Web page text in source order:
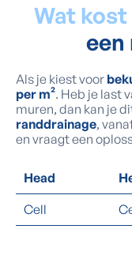
Wat kost
een
Als je kiest voor
per m². Heb je last
muren, dan kan je
randdrainage,
en vraagt een
Head
Cell